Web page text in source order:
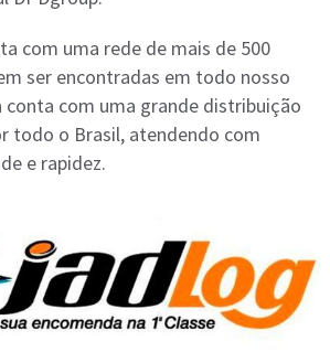
com uma rede de mais de 500
ser encontradas em todo nosso
conta com uma grande distribuição
todo o Brasil, atendendo com
e rapidez.